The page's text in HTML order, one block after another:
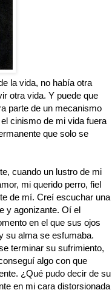
la vida, no había otra
otra vida. Y puede que
parte de un mecanismo
cinismo de mi vida fuera
que solo se
cuando un lustro de mi
mi querido perro, fiel
de mí. Creí escuchar una
y agonizante. Oí el
en el que sus ojos
su alma se esfumaba.
terminar su sufrimiento,
algo con que
¿Qué pudo decir de su
en mi cara distorsionada